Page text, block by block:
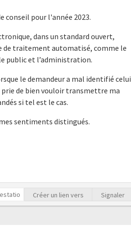
conseil pour l'année 2023.
dans un standard ouvert,
traitement automatisé, comme le
public et l’administration.
le demandeur a mal identifié celui
prie de bien vouloir transmettre ma
si tel est le cas.
sentiments distingués.
Créer un lien vers Signaler